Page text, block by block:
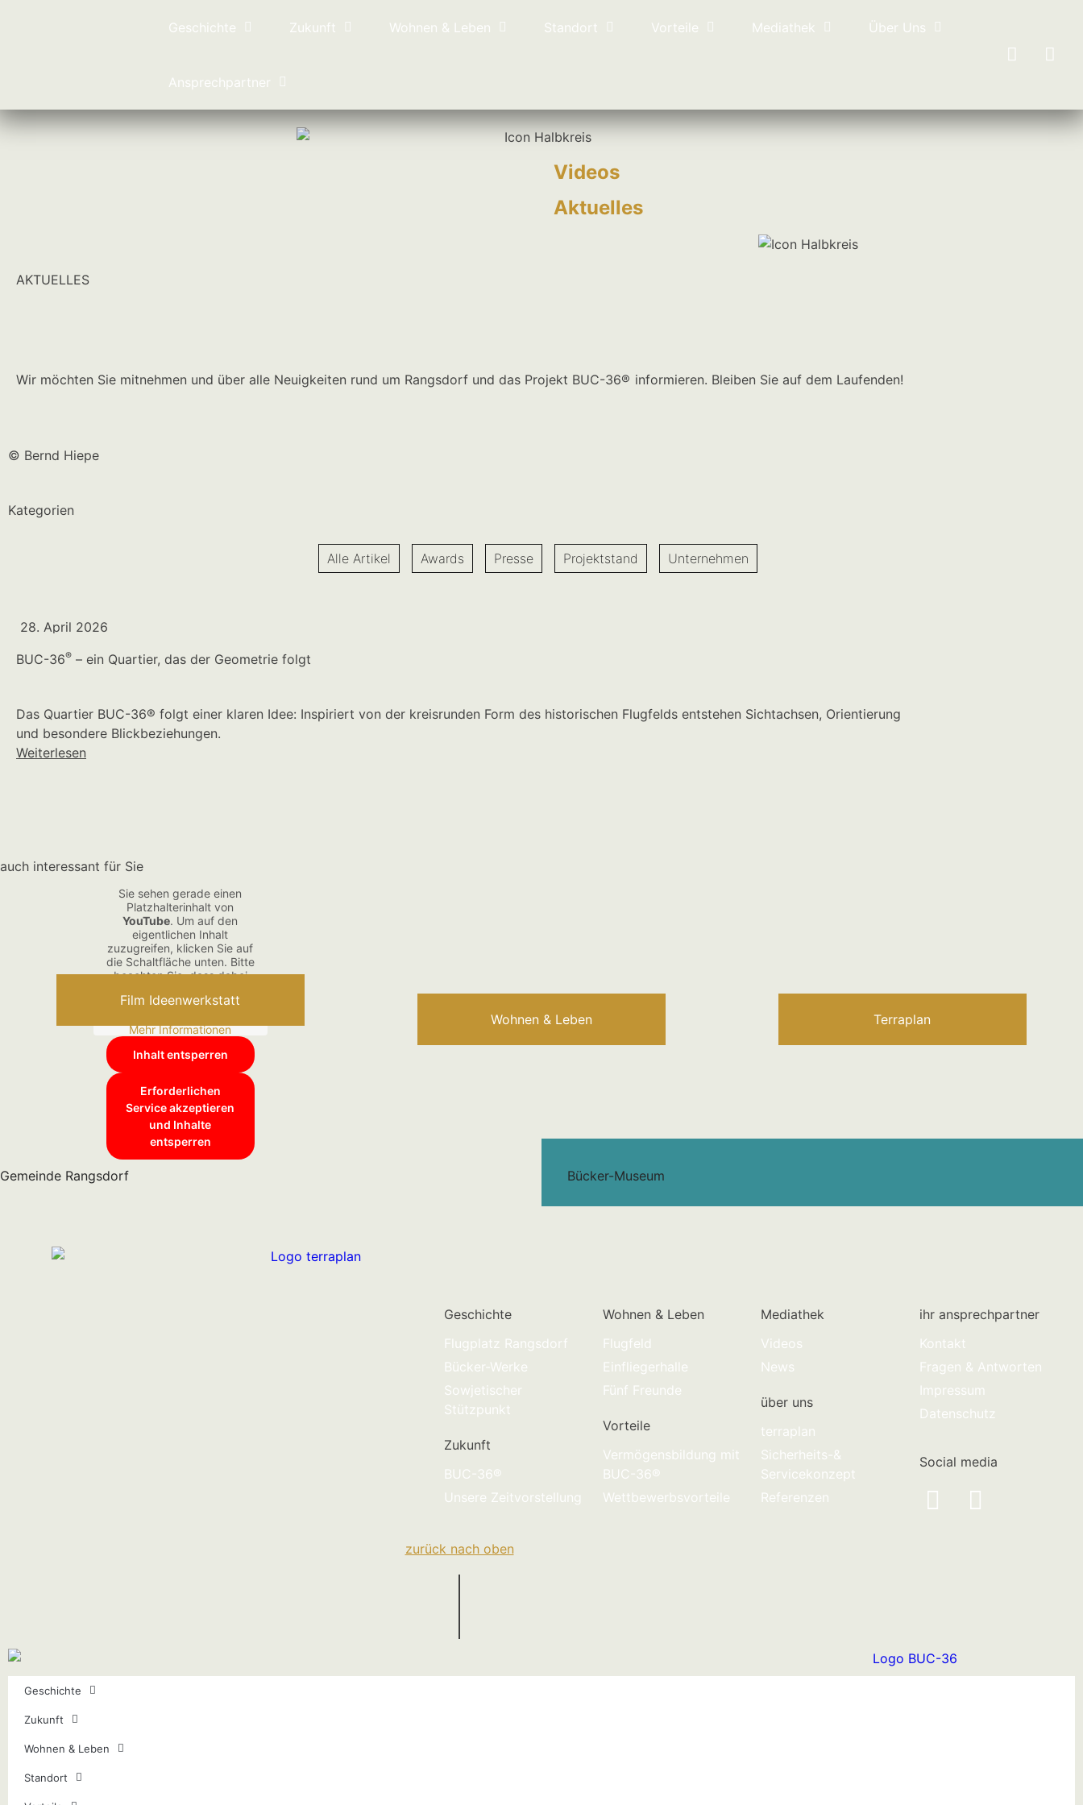
Geschichte Zukunft Wohnen & Leben Standort Vorteile Mediathek Über Uns
Ansprechpartner
Videos
Aktuelles
AKTUELLES
Wir möchten Sie mitnehmen und über alle Neuigkeiten rund um Rangsdorf und das Projekt BUC-36® informieren. Bleiben Sie auf dem Laufenden!
© Bernd Hiepe
Kategorien
Alle Artikel Awards Presse Projektstand Unternehmen
28. April 2026
BUC-36® – ein Quartier, das der Geometrie folgt
Das Quartier BUC-36® folgt einer klaren Idee: Inspiriert von der kreisrunden Form des historischen Flugfelds entstehen Sichtachsen, Orientierung
und besondere Blickbeziehungen.
Weiterlesen
auch interessant für Sie
Sie sehen gerade einen
Platzhalterinhalt von
YouTube. Um auf den
eigentlichen Inhalt
zuzugreifen, klicken Sie auf
die Schaltfläche unten. Bitte
beachten Sie, dass dabei
weitergegeben werden.
Mehr Informationen
Inhalt entsperren
Erforderlichen
Service akzeptieren
und Inhalte
entsperren
Film Ideenwerkstatt
Wohnen & Leben
Terraplan
Gemeinde Rangsdorf Bücker-Museum
Geschichte
Flugplatz Rangsdorf
Bücker-Werke
Sowjetischer
Stützpunkt
Zukunft
BUC-36®
Unsere Zeitvorstellung
Wohnen & Leben
Flugfeld
Einfliegerhalle
Fünf Freunde
Vorteile
Vermögensbildung mit
BUC-36®
Wettbewerbsvorteile
Mediathek
Videos
News
über uns
terraplan
Sicherheits-&
Servicekonzept
Referenzen
ihr ansprechpartner
Kontakt
Fragen & Antworten
Impressum
Datenschutz
Social media
zurück nach oben
Geschichte
Zukunft
Wohnen & Leben
Standort